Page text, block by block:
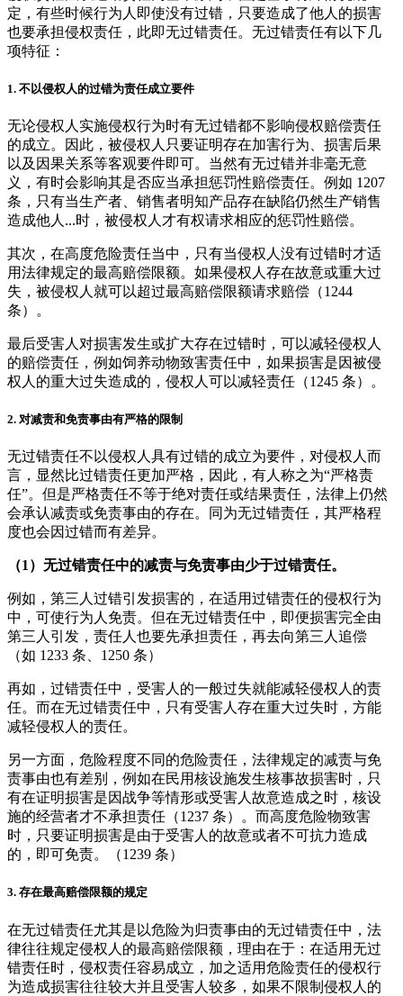
定，有些时候行为人即使没有过错，只要造成了他人的损害
也要承担侵权责任，此即无过错责任。无过错责任有以下几
项特征：
1. 不以侵权人的过错为责任成立要件
无论侵权人实施侵权行为时有无过错都不影响侵权赔偿责任
的成立。因此，被侵权人只要证明存在加害行为、损害后果
以及因果关系等客观要件即可。当然有无过错并非毫无意
义，有时会影响其是否应当承担惩罚性赔偿责任。例如 1207
条，只有当生产者、销售者明知产品存在缺陷仍然生产销售
造成他人...时，被侵权人才有权请求相应的惩罚性赔偿。
其次，在高度危险责任当中，只有当侵权人没有过错时才适
用法律规定的最高赔偿限额。如果侵权人存在故意或重大过
失，被侵权人就可以超过最高赔偿限额请求赔偿（1244
条）。
最后受害人对损害发生或扩大存在过错时，可以减轻侵权人
的赔偿责任，例如饲养动物致害责任中，如果损害是因被侵
权人的重大过失造成的，侵权人可以减轻责任（1245 条）。
2. 对减责和免责事由有严格的限制
无过错责任不以侵权人具有过错的成立为要件，对侵权人而
言，显然比过错责任更加严格，因此，有人称之为“严格责
任”。但是严格责任不等于绝对责任或结果责任，法律上仍然
会承认减责或免责事由的存在。同为无过错责任，其严格程
度也会因过错而有差异。
（1）无过错责任中的减责与免责事由少于过错责任。
例如，第三人过错引发损害的，在适用过错责任的侵权行为
中，可使行为人免责。但在无过错责任中，即便损害完全由
第三人引发，责任人也要先承担责任，再去向第三人追偿
（如 1233 条、1250 条）
再如，过错责任中，受害人的一般过失就能减轻侵权人的责
任。而在无过错责任中，只有受害人存在重大过失时，方能
减轻侵权人的责任。
另一方面，危险程度不同的危险责任，法律规定的减责与免
责事由也有差别，例如在民用核设施发生核事故损害时，只
有在证明损害是因战争等情形或受害人故意造成之时，核设
施的经营者才不承担责任（1237 条）。而高度危险物致害
时，只要证明损害是由于受害人的故意或者不可抗力造成
的，即可免责。（1239 条）
3. 存在最高赔偿限额的规定
在无过错责任尤其是以危险为归责事由的无过错责任中，法
律往往规定侵权人的最高赔偿限额，理由在于：在适用无过
错责任时，侵权责任容易成立，加之适用危险责任的侵权行
为造成损害往往较大并且受害人较多，如果不限制侵权人的